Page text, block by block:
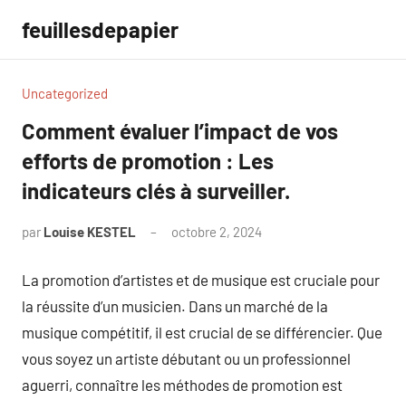
contenu
feuillesdepapier
Uncategorized
Comment évaluer l’impact de vos
efforts de promotion : Les
indicateurs clés à surveiller.
par Louise KESTEL octobre 2, 2024
La promotion d’artistes et de musique est cruciale pour
la réussite d’un musicien. Dans un marché de la
musique compétitif, il est crucial de se différencier. Que
vous soyez un artiste débutant ou un professionnel
aguerri, connaître les méthodes de promotion est